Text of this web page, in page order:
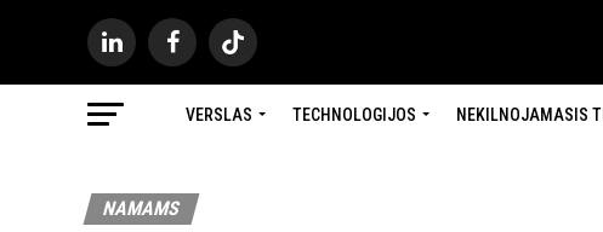
VERSLAS TECHNOLOGIJOS NEKILNOJAMASIS
NAMAMS